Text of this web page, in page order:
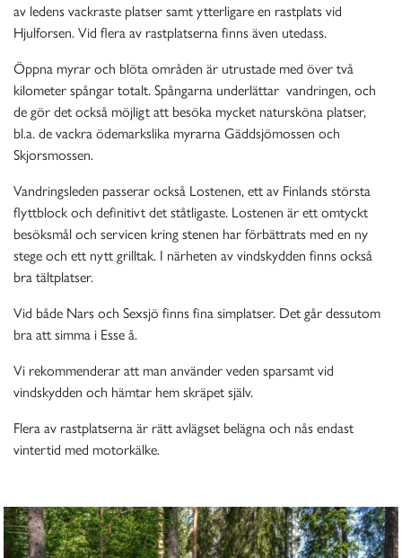
av ledens vackraste platser samt ytterligare en rastplats vid
Hjulforsen. Vid flera av rastplatserna finns även utedass.
Öppna myrar och blöta områden är utrustade med över två
kilometer spångar totalt. Spångarna underlättar vandringen, och
de gör det också möjligt att besöka mycket natursköna platser,
bl.a. de vackra ödemarkslika myrarna Gäddsjömossen och
Skjorsmossen.
Vandringsleden passerar också Lostenen, ett av Finlands största
flyttblock och definitivt det ståtligaste. Lostenen är ett omtyckt
besöksmål och servicen kring stenen har förbättrats med en ny
stege och ett nytt grilltak. I närheten av vindskydden finns också
bra tältplatser.
Vid både Nars och Sexsjö finns fina simplatser. Det går dessutom
bra att simma i Esse å.
Vi rekommenderar att man använder veden sparsamt vid
vindskydden och hämtar hem skräpet själv.
Flera av rastplatserna är rätt avlägset belägna och nås endast
vintertid med motorkälke.